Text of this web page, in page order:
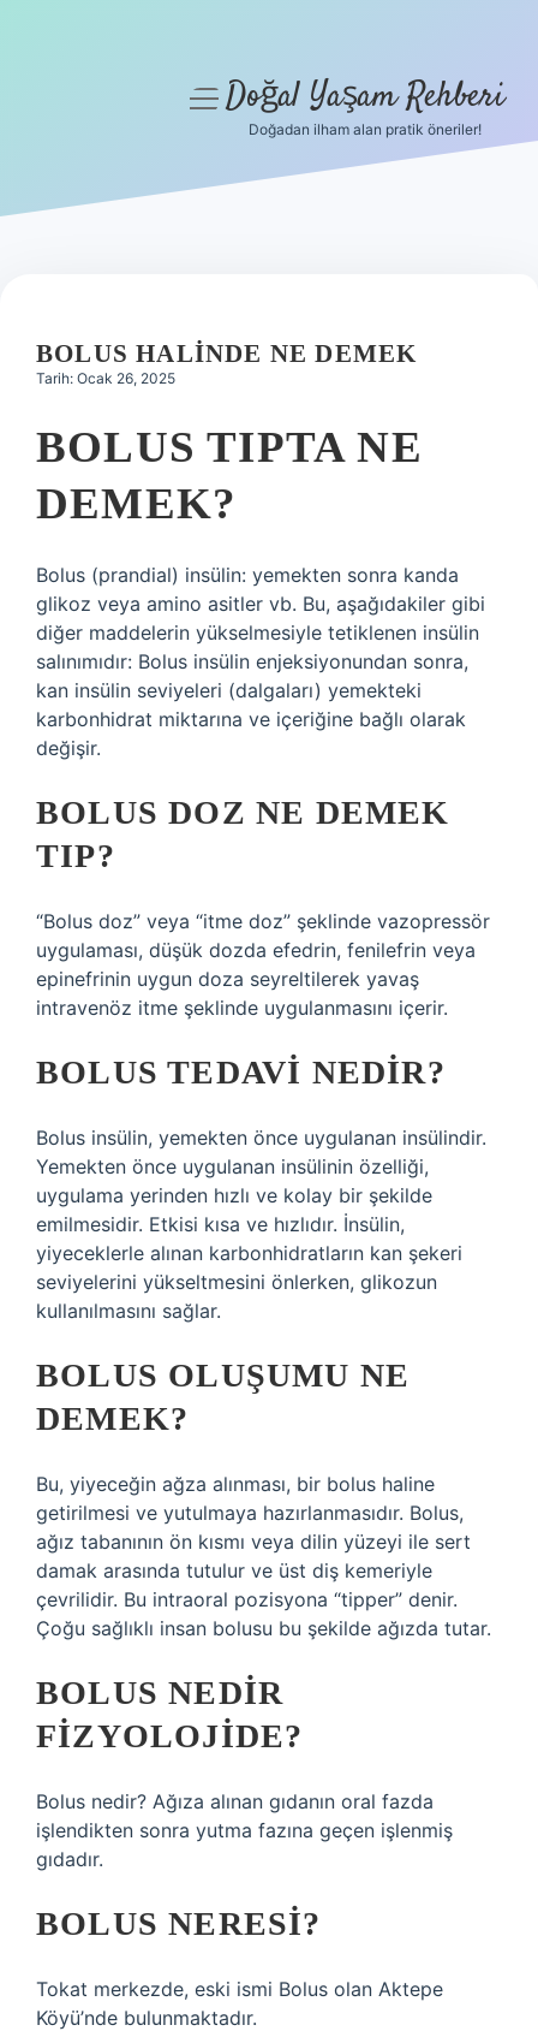
Hakkımızda
menüyüDoğal Yaşam Rehberi
Doğadan ilham alan pratik öneriler!
BOLUS HALINDE NE DEMEK
Tarih: Ocak 26, 2025
BOLUS TIPTA NE
DEMEK?
Bolus (prandial) insülin: yemekten sonra kanda
glikoz veya amino asitler vb. Bu, aşağıdakiler gibi
diğer maddelerin yükselmesiyle tetiklenen insülin
salınımıdır: Bolus insülin enjeksiyonundan sonra,
kan insülin seviyeleri (dalgaları) yemekteki
karbonhidrat miktarına ve içeriğine bağlı olarak
değişir.
BOLUS DOZ NE DEMEK
TIP?
“Bolus doz” veya “itme doz” şeklinde vazopressör
uygulaması, düşük dozda efedrin, fenilefrin veya
epinefrinin uygun doza seyreltilerek yavaş
intravenöz itme şeklinde uygulanmasını içerir.
BOLUS TEDAVI NEDIR?
Bolus insülin, yemekten önce uygulanan insülindir.
Yemekten önce uygulanan insülinin özelliği,
uygulama yerinden hızlı ve kolay bir şekilde
emilmesidir. Etkisi kısa ve hızlıdır. İnsülin,
yiyeceklerle alınan karbonhidratların kan şekeri
seviyelerini yükseltmesini önlerken, glikozun
kullanılmasını sağlar.
BOLUS OLUŞUMU NE
DEMEK?
Bu, yiyeceğin ağza alınması, bir bolus haline
getirilmesi ve yutulmaya hazırlanmasıdır. Bolus,
ağız tabanının ön kısmı veya dilin yüzeyi ile sert
damak arasında tutulur ve üst diş kemeriyle
çevrilidir. Bu intraoral pozisyona “tipper” denir.
Çoğu sağlıklı insan bolusu bu şekilde ağızda tutar.
BOLUS NEDIR
FIZYOLOJIDE?
Bolus nedir? Ağıza alınan gıdanın oral fazda
işlendikten sonra yutma fazına geçen işlenmiş
gıdadır.
BOLUS NERESI?
Tokat merkezde, eski ismi Bolus olan Aktepe
Köyü’nde bulunmaktadır.